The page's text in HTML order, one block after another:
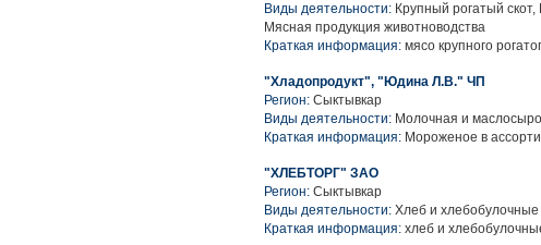
Виды деятельности: Крупный рогатый
Мясная продукция животноводства
Краткая информация: мясо крупного
"Хладопродукт", "Юдина Л.В." ЧП
Регион: Сыктывкар
Виды деятельности: Молочная и
Краткая информация: Мороженое в
"ХЛЕБТОРГ" ЗАО
Регион: Сыктывкар
Виды деятельности: Хлеб и хлебобулочные
Краткая информация: хлеб и